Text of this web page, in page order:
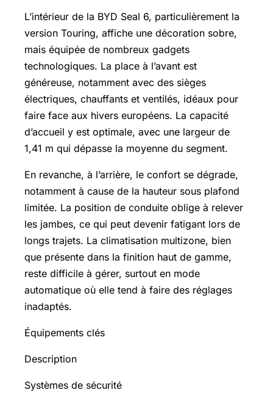
L’intérieur de la BYD Seal 6, particulièrement la
version Touring, affiche une décoration sobre,
mais équipée de nombreux gadgets
technologiques. La place à l’avant est
généreuse, notamment avec des sièges
électriques, chauffants et ventilés, idéaux pour
faire face aux hivers européens. La capacité
d’accueil y est optimale, avec une largeur de
1,41 m qui dépasse la moyenne du segment.
En revanche, à l’arrière, le confort se dégrade,
notamment à cause de la hauteur sous plafond
limitée. La position de conduite oblige à relever
les jambes, ce qui peut devenir fatigant lors de
longs trajets. La climatisation multizone, bien
que présente dans la finition haut de gamme,
reste difficile à gérer, surtout en mode
automatique où elle tend à faire des réglages
inadaptés.
Équipements clés
Description
Systèmes de sécurité